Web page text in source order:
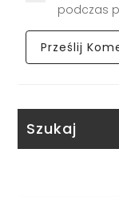
podczas
Szukaj